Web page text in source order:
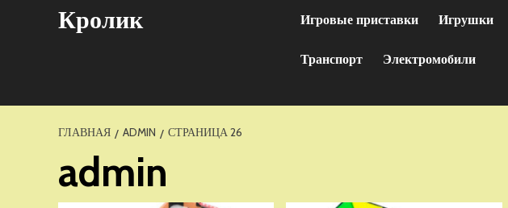
Кролик Игровые приставки Игрушки
Транспорт Электромобили
ГЛАВНАЯ ADMIN СТРАНИЦА 26
admin